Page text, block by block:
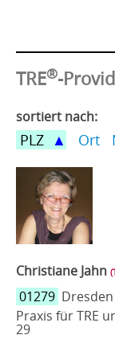
TRE®-
sortiert nach:
PLZ Ort
Christiane Jahn
01279 Dresden
Praxis für TRE
29